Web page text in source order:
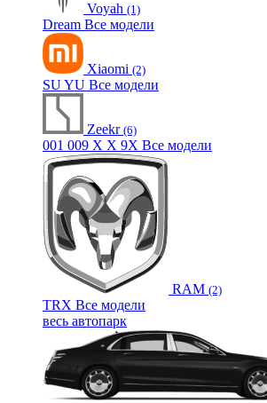
Voyah (1)
Dream Все модели
Xiaomi (2)
SUYU Все модели
Zeekr (6)
001 009 X X 9X Все модели
RAM (2)
TRX Все модели
весь автопарк